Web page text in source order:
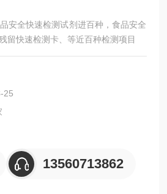
安全快速检测试剂进百种，食品安全
留快速检测卡、等近百种检测项目
25
13560713862